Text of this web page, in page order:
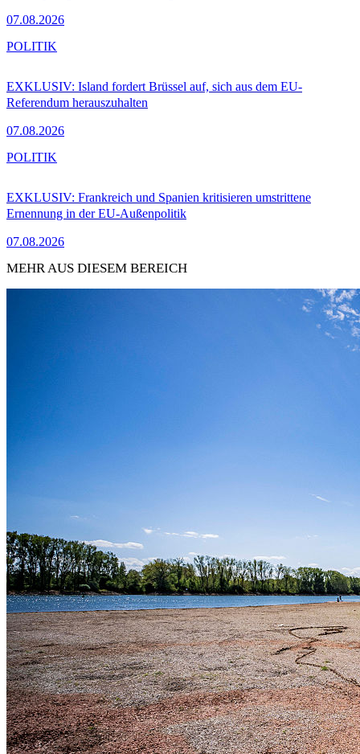
07.08.2026
EXKLUSIV: Island fordert Brüssel auf, sich aus dem EU-
Referendum herauszuhalten
07.08.2026
POLITIK
EXKLUSIV: Frankreich und Spanien kritisieren umstrittene
Ernennung in der EU-Außenpolitik
07.08.2026
POLITIK
MEHR AUS DIESEM BEREICH